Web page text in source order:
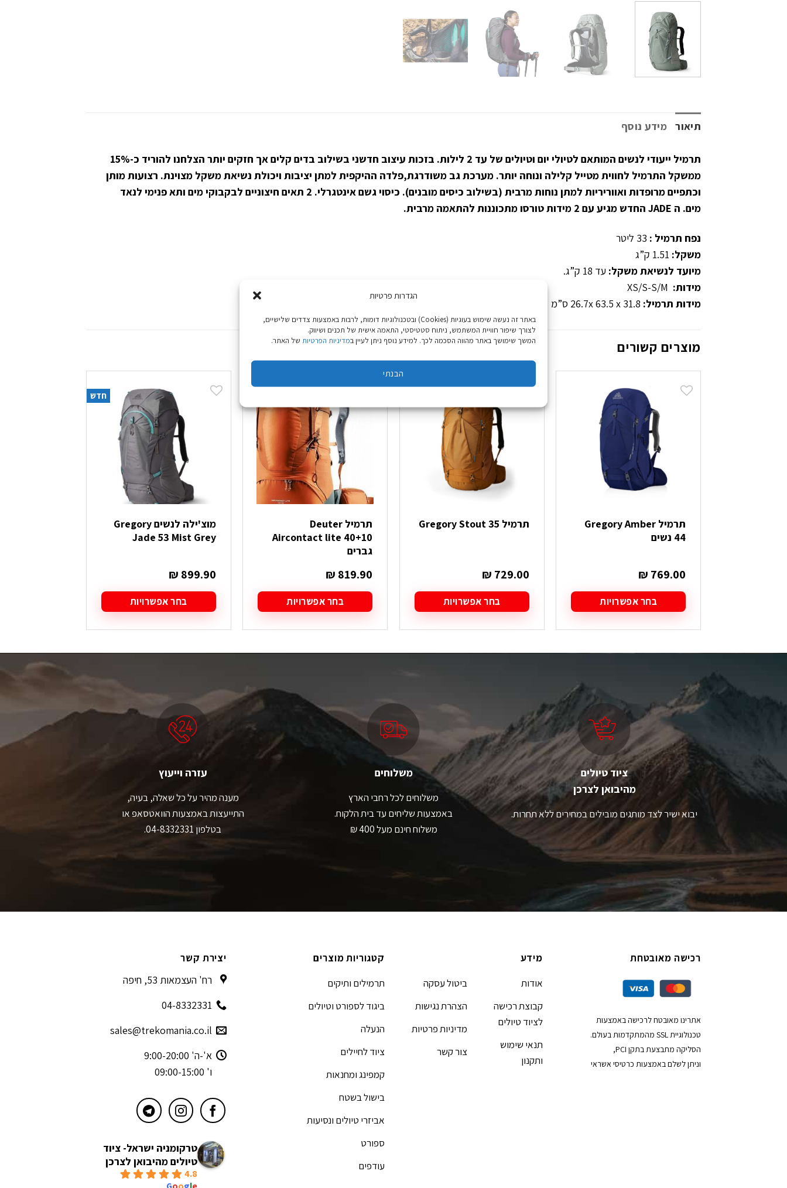
הגדרות פרטיות
באתר זה נעשה שימוש בעוגיות (Cookies) ובטכנולוגיות דומות, לרבות באמצעות צדדים שלישיים,
לצורך שיפור חוויית המשתמש, ניתוח סטטיסטי, התאמה אישית של תכנים ושיווק.
המשך שימושך באתר מהווה הסכמה לכך. למידע נוסף ניתן לעיין במדיניות הפרטיות של האתר.
הבנתי
תיאור מידע נוסף
תרמיל ייעודי לנשים המותאם לטיולי יום וטיולים של עד 2 לילות. בזכות עיצוב חדשני בשילוב בדים קלים אך חזקים יותר הצלחנו להוריד כ-15%
ממשקל התרמיל לחווית מטייל קלילה ונוחה יותר. מערכת גב משודרגת,פלדה ההיקפית למתן יציבות ויכולת נשיאת משקל מצוינת. רצועות מותן
וכתפיים מרופדות ואווריריות למתן נוחות מרבית (בשילוב כיסים מובנים). כיסוי גשם אינטגרלי. 2 תאים חיצוניים לבקבוקי מים ותא פנימי לנאד
מים. ה JADE החדש מגיע עם 2 מידות טורסו מתכוננות להתאמה מרבית.
נפח תרמיל :
משקל:
מיועד לנשיאת משקל: עד 18 ק”ג.
מידות:
מידות תרמיל: 26.7x 63.5 x 31.8 ס”מ
מוצרים קשורים
תרמיל Gregory Amber
44 נשים
₪ 769.00
בחר אפשרויות
למוצר
זה
ניתן
לבחור
את
האפשרויות
בעמוד
המוצר
תרמיל Gregory Stout 35
₪ 729.00
בחר אפשרויות
למוצר
זה
את
האפשרויות
בעמוד
המוצר
תרמיל Deuter
Aircontact lite 40+10
גברים
₪ 819.90
בחר אפשרויות
למוצר
זה
את
האפשרויות
בעמוד
חדש
מוצ'ילה לנשים Gregory
Jade 53 Mist Grey
₪ 899.90
בחר אפשרויות
למוצר
זה
ניתן
לבחור
את
האפשרויות
בעמוד
המוצר
מספר
את
האפשרויות
ציוד טיולים
מהיבואן לצרכן
יבוא ישיר לצד מותגים מובילים במחירים ללא תחרות.
משלוחים
משלוחים לכל רחבי הארץ
באמצעות שליחים עד בית הלקוח.
משלוח חינם מעל 400 ₪
עזרה וייעוץ
מענה מהיר על כל שאלה, בעיה,
התייעצות באמצעות הוואטסאפ או
בטלפון 04-8332331.
רכישה מאובטחת
אתרינו מאובטח לרכישה באמצעות
טכנולוגיית SSL מהמתקדמות בעולם.
הסליקה מתבצעת בתקן PCI,
וניתן לשלם באמצעות כרטיסי אשראי
מידע
אודות
קבוצת רכישה
לציוד טיולים
תנאי שימוש
ותקנון
ביטול עסקה
הצהרת נגישות
מדיניות פרטיות
צור קשר
קטגוריות מוצרים
תרמילים ותיקים
ביגוד לספורט וטיולים
הנעלה
ציוד לחיילים
קמפינג ומחנאות
בישול בשטח
אביזרי טיולים ונסיעות
ספורט
עודפים
יצירת קשר
רח' העצמאות 53, חיפה
04-8332331
sales@trekomania.co.il
א'-ה' 9:00-20:00
ו' 09:00-15:00
טרקומניה ישראל- ציוד
טיולים מהיבואן לצרכן
4.8